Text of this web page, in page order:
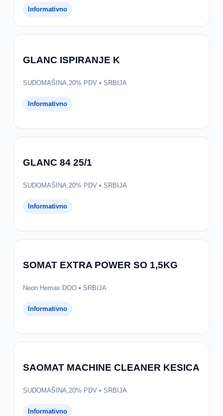
Informativno
GLANC ISPIRANJE K
SUDOMAŠINA,20% PDV • SRBIJA
Informativno
GLANC 84 25/1
SUDOMAŠINA,20% PDV • SRBIJA
Informativno
SOMAT EXTRA POWER SO 1,5KG
Neon Hemax DOO • SRBIJA
Informativno
SAOMAT MACHINE CLEANER KESICA
SUDOMAŠINA,20% PDV • SRBIJA
Informativno